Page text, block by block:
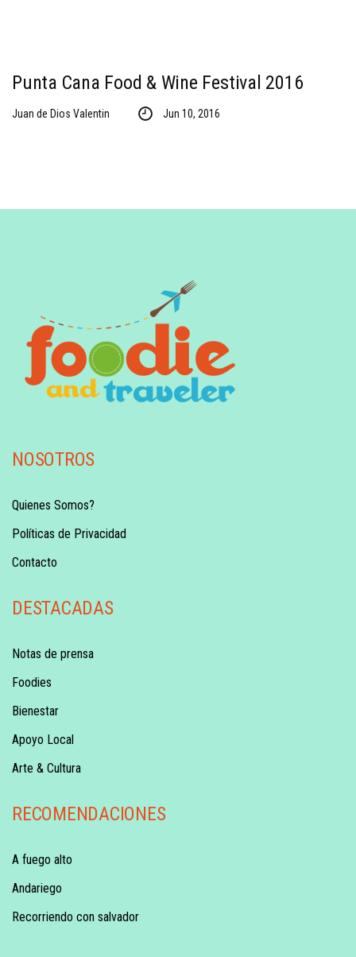
Punta Cana Food & Wine Festival 2016
Juan de Dios Valentin Jun 10, 2016
NOSOTROS
Quienes Somos?
Políticas de Privacidad
Contacto
DESTACADAS
Notas de prensa
Foodies
Bienestar
Apoyo Local
Arte & Cultura
RECOMENDACIONES
A fuego alto
Andariego
Recorriendo con salvador